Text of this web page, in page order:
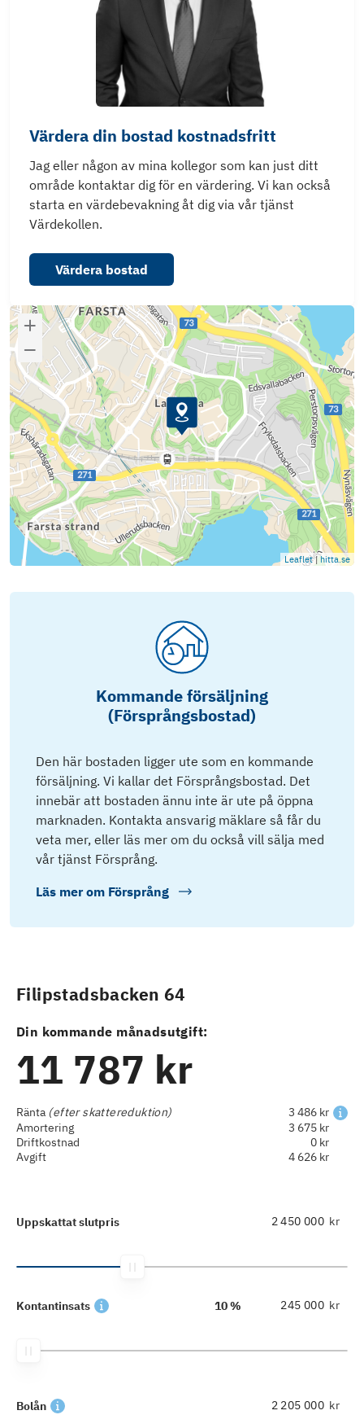
Värdera din bostad kostnadsfritt
Jag eller någon av mina kollegor som kan just ditt
område kontaktar dig för en värdering. Vi kan också
starta en värdebevakning åt dig via vår tjänst
Värdekollen.
Värdera bostad
Leaflet | hitta.se
Kommande försäljning
(Försprångsbostad)
Den här bostaden ligger ute som en kommande
försäljning. Vi kallar det Försprångsbostad. Det
innebär att bostaden ännu inte är ute på öppna
marknaden. Kontakta ansvarig mäklare så får du
veta mer, eller läs mer om du också vill sälja med
vår tjänst Försprång.
Läs mer om Försprång
Filipstadsbacken 64
Din kommande månadsutgift:
11 787 kr
Ränta (efter skattereduktion)
3 486 kr
Amortering
3 675 kr
Driftkostnad
0 kr
Avgift
4 626 kr
Uppskattat slutpris kr
Kontantinsats 10 % kr
Bolån kr